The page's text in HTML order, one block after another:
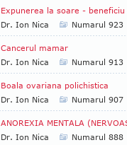
Expunerea la soare - beneficiu
Dr. Ion Nica
Numarul 923
Cancerul mamar
Dr. Ion Nica
Numarul 913
Boala ovariana polichistica
Dr. Ion Nica
Numarul 907
ANOREXIA MENTALA
Dr. Ion Nica
Numarul 888